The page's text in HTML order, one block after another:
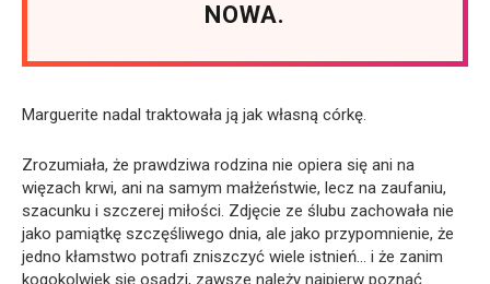
NOWA.
Marguerite nadal traktowała ją jak własną córkę.
Zrozumiała, że prawdziwa rodzina nie opiera się ani na
więzach krwi, ani na samym małżeństwie, lecz na zaufaniu,
szacunku i szczerej miłości. Zdjęcie ze ślubu zachowała nie
jako pamiątkę szczęśliwego dnia, ale jako przypomnienie, że
jedno kłamstwo potrafi zniszczyć wiele istnień… i że zanim
kogokolwiek się osądzi, zawsze należy najpierw poznać